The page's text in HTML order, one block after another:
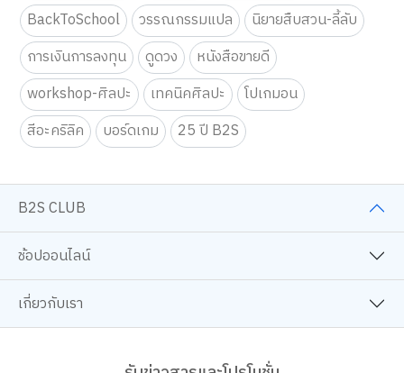
ครอบครัวและเด็ก
นิยายวาย
การ์ตูนความรู้
BackToSchool
วรรณกรรมแปล
นิยายสืบสวน-ลี้ลับ
การเงินการลงทุน
ดูดวง
หนังสือขายดี
workshop-ศิลปะ
เทคนิคศิลปะ
โปเกมอน
B2S CLUB
ช้อปออนไลน์
เกี่ยวกับเรา